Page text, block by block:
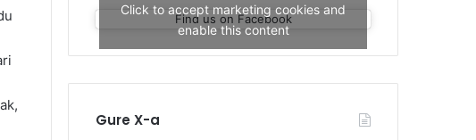
Find us on Facebook
Click to accept marketing cookies and
enable this content
Gure X-a